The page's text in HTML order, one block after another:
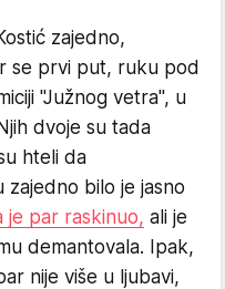
zajedno,
se prvi put, ruku pod
"Južnog vetra", u
dvoje su tada
hteli da
bilo je jasno
je par raskinuo, ali je
demantovala. Ipak,
nije više u ljubavi,